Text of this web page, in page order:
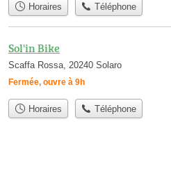
Horaires Téléphone
Sol'in Bike
Scaffa Rossa, 20240 Solaro
Fermée, ouvre à 9h
Horaires Téléphone